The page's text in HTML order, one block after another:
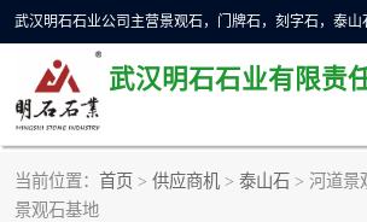
武汉明石石业有限责
当前位置： 首页 > 供应商机 > 泰山石 > 河道景
景观石基地
景观石